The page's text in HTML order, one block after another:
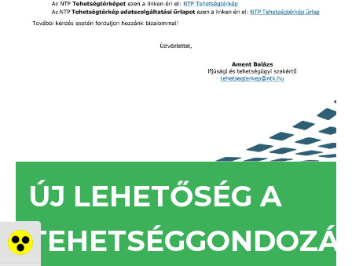
Nagy kontraszt váltása
ÚJ LEHETŐSÉG A